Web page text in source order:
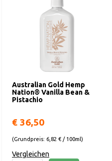
Australian Gold Hemp
Nation® Vanilla Bean &
Pistachio
€ 36,50
(Grundpreis: 6,82 € / 100ml)
Vergleichen